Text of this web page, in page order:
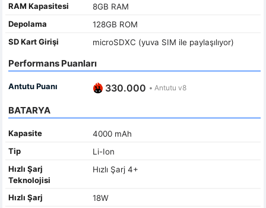
RAM Kapasitesi
8GB RAM
Depolama
128GB ROM
SD Kart Girişi
microSDXC (yuva SIM ile paylaşılıyor)
Performans Puanları
Antutu Puanı 330.000 • Antutu v8
BATARYA
Kapasite
4000 mAh
Tip
Li-Ion
Hızlı Şarj
Teknolojisi
Hızlı Şarj 4+
Hızlı Şarj 18W